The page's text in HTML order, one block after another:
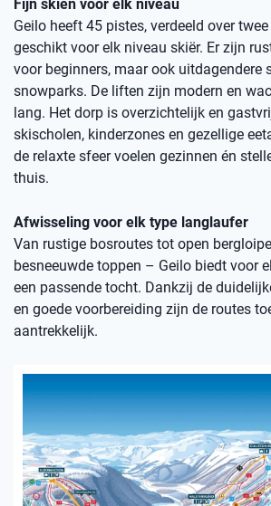
Fijn skiën voor elk niveau
Geilo heeft 45 pistes, verdeeld over
geschikt voor elk niveau skiër. Er zijn
voor beginners, maar ook uitdagendere
snowparks. De liften zijn modern en
lang. Het dorp is overzichtelijk en
skischolen, kinderzones en gezellige
de relaxte sfeer voelen gezinnen én
thuis.
Afwisseling voor elk type langlaufer
Van rustige bosroutes tot open
besneeuwde toppen – Geilo biedt voor
een passende tocht. Dankzij de
en goede voorbereiding zijn de routes
aantrekkelijk.